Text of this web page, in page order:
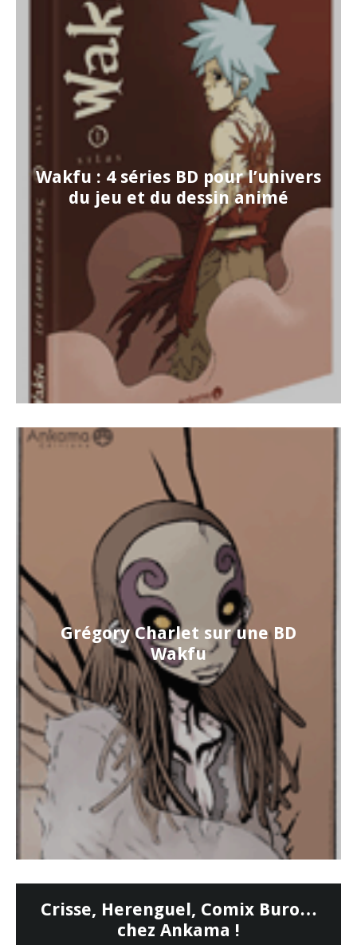
Wakfu : 4 séries BD pour l’univers
du jeu et du dessin animé
Grégory Charlet sur une BD
Wakfu
Crisse, Herenguel, Comix Buro…
chez Ankama !